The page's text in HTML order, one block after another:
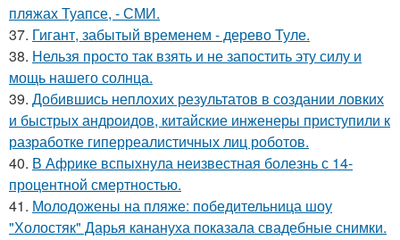
пляжах Туапсе, - СМИ.
37. Гигант, забытый временем - дерево Туле.
38. Нельзя просто так взять и не запостить эту силу и
мощь нашего солнца.
39. Добившись неплохих результатов в создании ловких
и быстрых андроидов, китайские инженеры приступили к
разработке гиперреалистичных лиц роботов.
40. В Африке вспыхнула неизвестная болезнь с 14-
процентной смертностью.
41. Молодожены на пляже: победительница шоу
"Холостяк" Дарья канануха показала свадебные снимки.